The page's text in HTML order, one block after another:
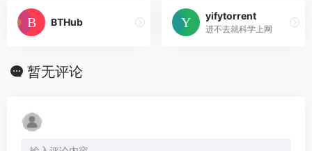
BTHub
yifytorrent
进不去就科学上网
暂无评论